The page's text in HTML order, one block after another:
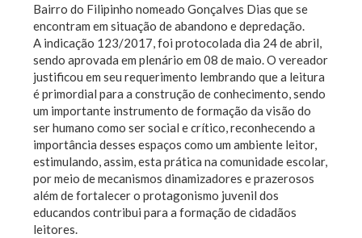
Bairro do Filipinho nomeado Gonçalves Dias que se
encontram em situação de abandono e depredação.
A indicação 123/2017, foi protocolada dia 24 de abril,
sendo aprovada em plenário em 08 de maio. O vereador
justificou em seu requerimento lembrando que a leitura
é primordial para a construção de conhecimento, sendo
um importante instrumento de formação da visão do
ser humano como ser social e crítico, reconhecendo a
importância desses espaços como um ambiente leitor,
estimulando, assim, esta prática na comunidade escolar,
por meio de mecanismos dinamizadores e prazerosos
além de fortalecer o protagonismo juvenil dos
educandos contribui para a formação de cidadãos
leitores.